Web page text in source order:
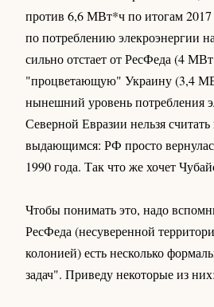
против 6,6 МВт*ч по итогам
по потреблению элекроэнергии
сильно отстает от РесФеда (4
"процветающую" Украину (3,4
нынешний уровень потребления
Северной Евразии нельзя
выдающимся: РФ просто
1990 года. Так что же хочет
Чтобы понимать это, надо
РесФеда (несуверенной
колонией) есть несколько
задач". Приведу некоторые из них: